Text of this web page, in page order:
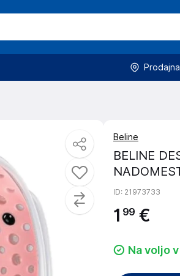
Beline
BELINE
ID: 21973733
1 99 €
Na voljo